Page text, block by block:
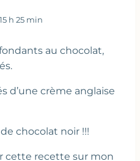
h 25 min
au chocolat,
d’une crème anglaise
chocolat noir !!!
cette recette sur mon